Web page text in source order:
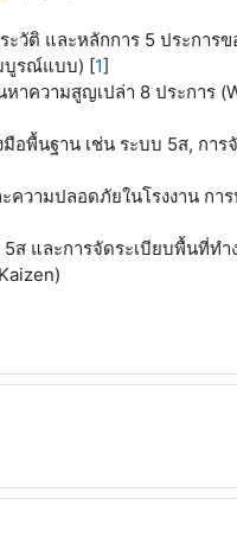
วัติ และหลักการ 5 ประการ
บูรณ์แบบ) [1]
าความสูญเปล่า 8 ประการ
อพื้นฐาน เช่น ระบบ 5ส, กา
วามปลอดภัยในโรงงาน การ
ส และการจัดระเบียบพื้นที่ท